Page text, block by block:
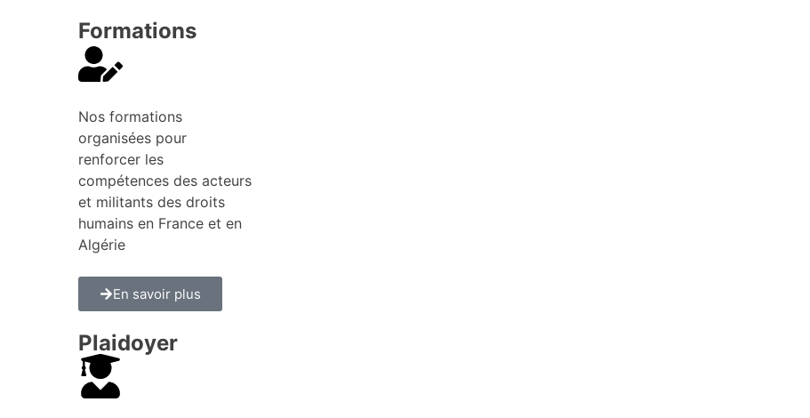
Formations
Nos formations
organisées pour
renforcer les
compétences des acteurs
et militants des droits
humains en France et en
Algérie
En savoir plus
Plaidoyer